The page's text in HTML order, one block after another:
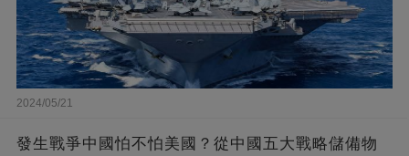
2024/05/21
發生戰爭中國怕不怕美國？從中國五大戰略儲備物